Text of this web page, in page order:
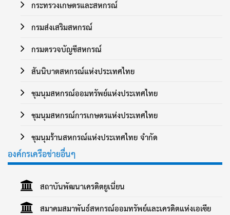
กระทรวงเกษตรและสหกรณ์
กรมส่งเสริมสหกรณ์
กรมตรวจบัญชีสหกรณ์
สันนิบาตสหกรณ์แห่งประเทศไทย
ชุมนุมสหกรณ์ออมทรัพย์แห่งประเทศไทย
ชุมนุมสหกรณ์การเกษตรแห่งประเทศไทย
ชุมนุมร้านสหกรณ์แห่งประเทศไทย จำกัด
องค์กรเครือข่ายอื่นๆ
สถาบันพัฒนาเครดิตยูเนี่ยน
สมาคมสมาพันธ์สหกรณ์ออมทรัพย์และเครดิตแห่งเอเซีย